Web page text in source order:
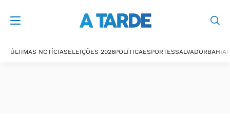
ÚLTIMAS NOTÍCIASELEIÇÕES 2026POLÍTICAESPORTESSALVADORBAHIA